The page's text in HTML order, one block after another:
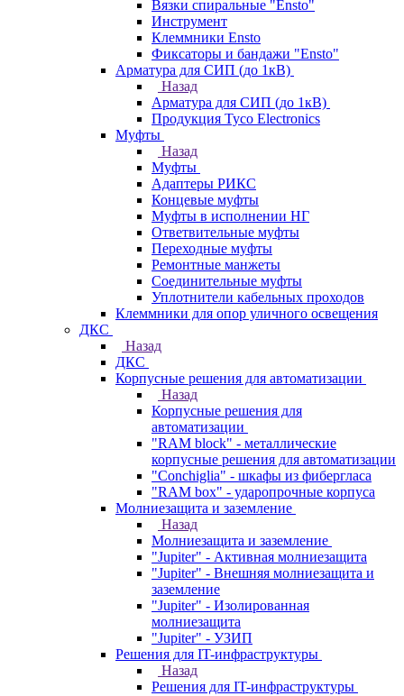
Вязки спиральные "Ensto"
Инструмент
Клеммники Ensto
Фиксаторы и бандажи "Ensto"
Арматура для СИП (до 1кВ)
Назад
Арматура для СИП (до 1кВ)
Продукция Tyco Electronics
Муфты
Назад
Муфты
Адаптеры РИКС
Концевые муфты
Муфты в исполнении НГ
Ответвительные муфты
Переходные муфты
Ремонтные манжеты
Соединительные муфты
Уплотнители кабельных проходов
Клеммники для опор уличного освещения
ДКС
Назад
ДКС
Корпусные решения для автоматизации
Назад
Корпусные решения для
автоматизации
"RAM block" - металлические
корпусные решения для автоматизации
"Conchiglia" - шкафы из фибергласа
"RAM box" - ударопрочные корпуса
Молниезащита и заземление
Назад
Молниезащита и заземление
"Jupiter" - Активная молниезащита
"Jupiter" - Внешняя молниезащита и
заземление
"Jupiter" - Изолированная
молниезащита
"Jupiter" - УЗИП
Решения для IT-инфраструктуры
Назад
Решения для IT-инфраструктуры